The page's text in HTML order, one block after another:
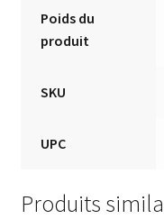
Poids du
produit
SKU
UPC
Produits